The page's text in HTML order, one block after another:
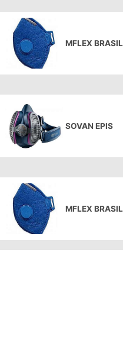
MFLEX BRASIL
SOVAN EPIS
MFLEX BRASIL